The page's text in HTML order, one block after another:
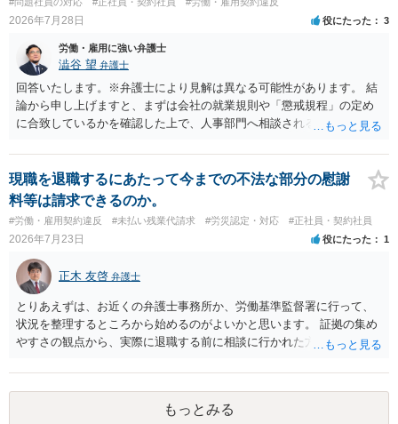
2026年7月28日 役にたった 3
労働・雇用に強い弁護士
澁谷 望 弁護士
回答いたします。※弁護士により見解は異なる可能性があります。 結
論から申し上げますと、まずは会社の就業規則や「懲戒規程」の定め
に合致しているかを確認した上で、人事部門へ相談されることが最優
ものの、重い懲戒処分の対象には十分なり得ます。 名誉や評価の回復
については、会社側に「部下の不正行為による情報漏洩」と正式に認
定させ、誤認した他部署への適切なフォローや周知を求めるのが有効
です。 あるいは、懲戒があったことを社内で周知される手続があるの
ならば、それにより軽微ながら回復はできるかもしれません。 さらに
個人としても、相手に対してプライバシー侵害等に基づく損害賠償
（慰謝料）を請求する選択肢がありえます（ただし、金額は多額にな
らない可能性があります。）。
現職を退職するにあたって今までの不法な部分の慰謝
料等は請求できるのか。
#労働・雇用契約違反 #未払い残業代請求 #労災認定・対応 #正社員・契約社員
2026年7月23日 役にたった 1
正木 友啓 弁護士
とりあえずは、お近くの弁護士事務所か、労働基準監督署に行って、
状況を整理するところから始めるのがよいかと思います。 証拠の集め
やすさの観点から、実際に退職する前に相談に行かれた方がよいかと
もっとみる